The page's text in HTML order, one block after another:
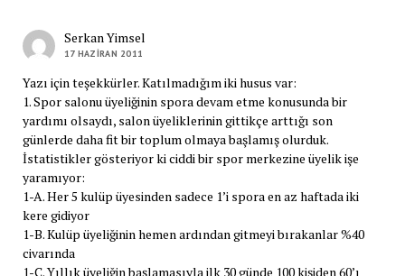
Serkan Yimsel
17 HAZIRAN 2011
Yazı için teşekkürler. Katılmadığım iki husus var:
1. Spor salonu üyeliğinin spora devam etme konusunda bir
yardımı olsaydı, salon üyeliklerinin gittikçe arttığı son
günlerde daha fit bir toplum olmaya başlamış olurduk.
İstatistikler gösteriyor ki ciddi bir spor merkezine üyelik işe
yaramıyor:
1-A. Her 5 kulüp üyesinden sadece 1’i spora en az haftada iki
kere gidiyor
1-B. Kulüp üyeliğinin hemen ardından gitmeyi bırakanlar %40
civarında
1-C. Yıllık üyeliğin başlamasıyla ilk 30 günde 100 kişiden 60’ı